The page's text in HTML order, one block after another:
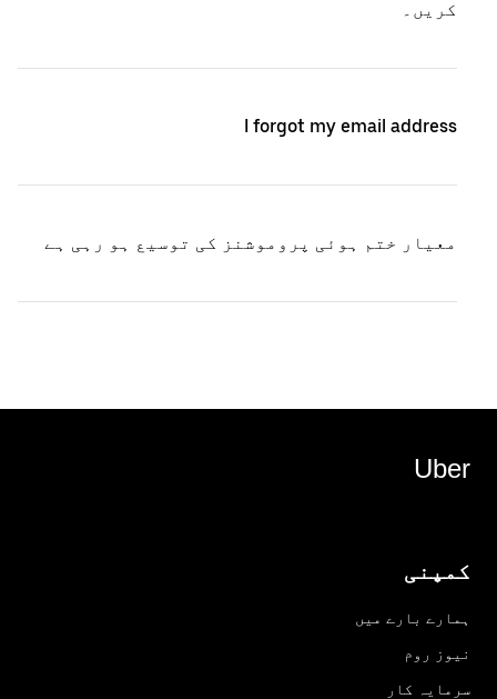
کریں۔
I forgot my email address
معیار ختم ہوئی پروموشنز کی توسیع ہو رہی ہے
Uber
کمپنی
ہمارے بارے میں
نیوز روم
سرمایہ کار